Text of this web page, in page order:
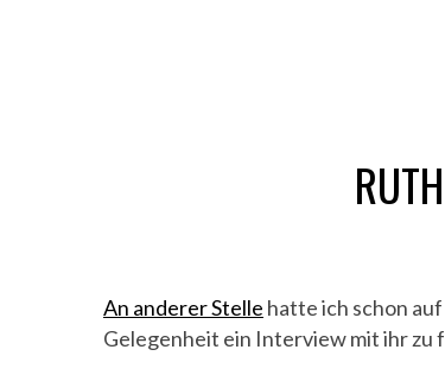
An anderer Stelle hatte ich schon
Gelegenheit ein Interview mit ihr zu